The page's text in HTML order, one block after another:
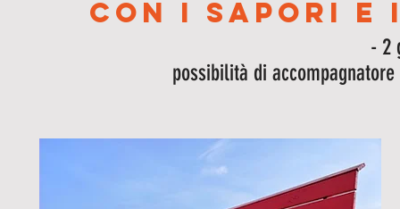
con i sapori e
- 2
possibilità di